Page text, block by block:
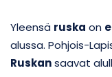
Yleensä ruska on
alussa. Pohjois-
Ruskansaavat